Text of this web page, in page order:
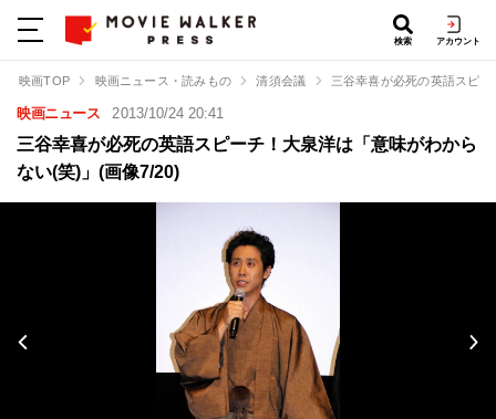
検索 アカウント
映画TOP 映画ニュース・読みもの 清須会議 三谷幸喜が必死の英語スピ
映画ニュース 2013/10/24 20:41
三谷幸喜が必死の英語スピーチ！大泉洋は「意味がわから
ない(笑)」(画像7/20)